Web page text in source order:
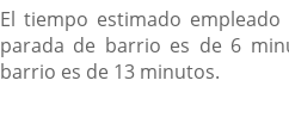
El tiempo estimado
parada de barrio es de 6
barrio es de 13 minutos.